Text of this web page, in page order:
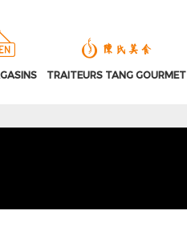
TRAITEURS TANG GOURMET